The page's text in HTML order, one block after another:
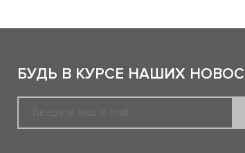
БУДЬ В КУРСЕ НАШИХ